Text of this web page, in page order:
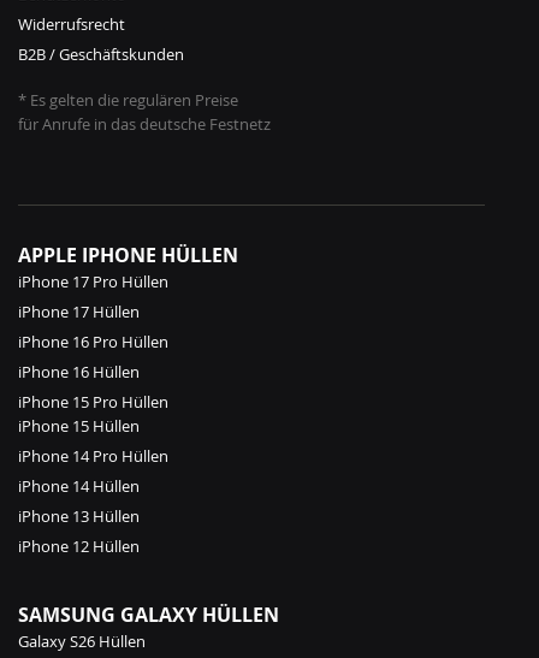
Widerrufsrecht
B2B / Geschäftskunden
* Es gelten die regulären Preise
für Anrufe in das deutsche Festnetz
APPLE IPHONE HÜLLEN
iPhone 17 Pro Hüllen
iPhone 17 Hüllen
iPhone 16 Pro Hüllen
iPhone 16 Hüllen
iPhone 15 Pro Hüllen
iPhone 15 Hüllen
iPhone 14 Pro Hüllen
iPhone 14 Hüllen
iPhone 13 Hüllen
iPhone 12 Hüllen
SAMSUNG GALAXY HÜLLEN
Galaxy S26 Hüllen